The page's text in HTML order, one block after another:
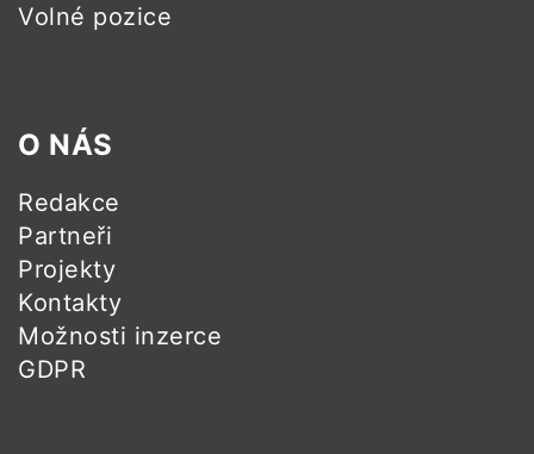
Volné pozice
O NÁS
Redakce
Partneři
Projekty
Kontakty
Možnosti inzerce
GDPR